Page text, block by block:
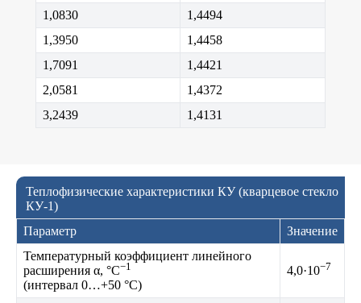
1,0830
1,4494
1,3950
1,4458
1,7091
1,4421
2,0581
1,4372
3,2439
1,4131
Теплофизические характеристики КУ (кварцевое стекло
КУ-1)
Параметр
Значение
Температурный коэффициент линейного
расширения α, °C−1
(интервал 0…+50 °C)
4,0·10−7